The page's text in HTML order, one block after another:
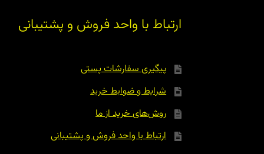
ارتباط با واحد فروش و پشتیبانی
پیگیری سفارشات پستی
شرایط و ضوابط خرید
روش‌های خرید از ما
ارتباط با واحد فروش و پشتیبانی